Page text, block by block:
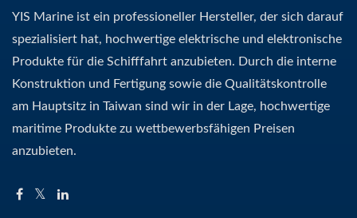
YIS Marine ist ein professioneller Hersteller, der sich darauf
spezialisiert hat, hochwertige elektrische und elektronische
Produkte für die Schifffahrt anzubieten. Durch die interne
Konstruktion und Fertigung sowie die Qualitätskontrolle
am Hauptsitz in Taiwan sind wir in der Lage, hochwertige
maritime Produkte zu wettbewerbsfähigen Preisen
anzubieten.